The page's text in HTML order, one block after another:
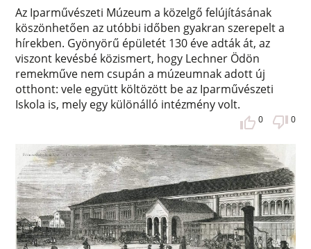
Az Iparművészeti Múzeum a közelgő felújításának
köszönhetően az utóbbi időben gyakran szerepelt a
hírekben. Gyönyörű épületét 130 éve adták át, az
viszont kevésbé közismert, hogy Lechner Ödön
remekműve nem csupán a múzeumnak adott új
otthont: vele együtt költözött be az Iparművészeti
Iskola is, mely egy különálló intézmény volt.
0 0